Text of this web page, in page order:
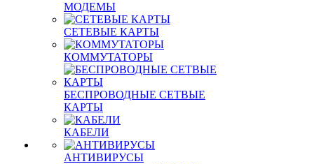
МОДЕМЫ
СЕТЕВЫЕ КАРТЫ
КОММУТАТОРЫ
БЕСПРОВОДНЫЕ СЕТВЫЕ
КАРТЫ
КАБЕЛИ
АНТИВИРУСЫ